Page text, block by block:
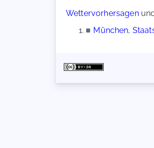
Wettervorhersagen
■ München,